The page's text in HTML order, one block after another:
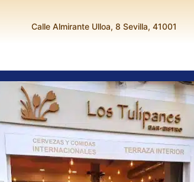
Calle Almirante Ulloa, 8 Sevilla, 41001